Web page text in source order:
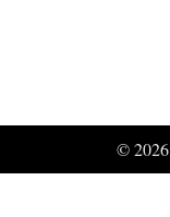
© 2026